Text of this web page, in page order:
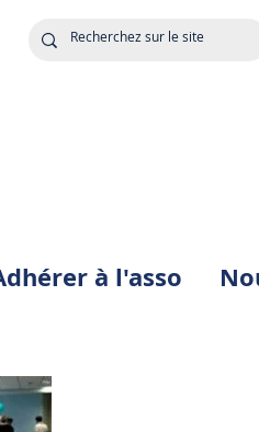
à l'asso